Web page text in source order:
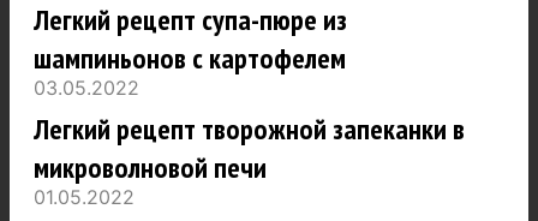
Легкий рецепт супа-пюре из
шампиньонов с картофелем
03.05.2022
Легкий рецепт творожной запеканки в
микроволновой печи
01.05.2022